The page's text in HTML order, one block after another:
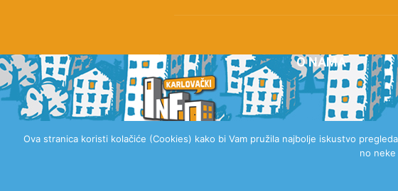
O NAMA
Ova stranica koristi kolačiće (Cookies) kako bi Vam pružila najbolje iskustvo
no